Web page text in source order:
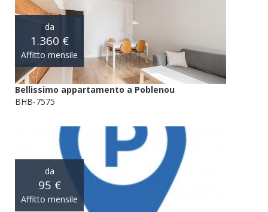
da
1.360 €
Affitto mensile
Bellissimo appartamento a Poblenou
BHB-7575
da
95 €
Affitto mensile